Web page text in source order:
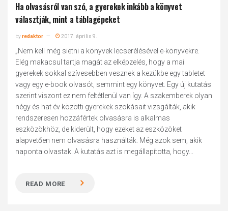
Ha olvasásról van szó, a gyerekek inkább a könyvet
választják, mint a táblagépeket
byredaktor 2017. április 9.
„Nem kell még sietni a könyvek lecserélésével e-könyvekre.
Elég makacsul tartja magát az elképzelés, hogy a mai
gyerekek sokkal szívesebben vesznek a kezükbe egy tabletet
vagy egy e-book olvasót, semmint egy könyvet. Egy új kutatás
szerint viszont ez nem feltétlenül van így. A szakemberek olyan
négy és hat év közötti gyerekek szokásait vizsgálták, akik
rendszeresen hozzáfértek olvasásra is alkalmas
eszközökhöz, de kiderült, hogy ezeket az eszközöket
alapvetően nem olvasásra használták. Még azok sem, akik
naponta olvastak. A kutatás azt is megállapította, hogy...
READ MORE